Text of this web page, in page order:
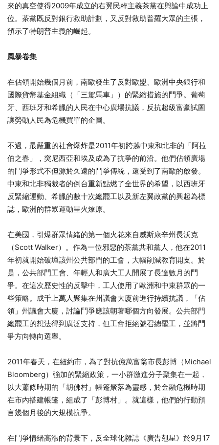
來的真空使得2009年成立的右翼民粹主義茶黨在輿論中成功上
位。茶黨既反對銀行救助計劃，又反對救助普羅大眾的主張，
預示了特朗普主義的崛起。
風暴卷集
在佔領開始幾個月前，南歐發生了反對歐盟、歐洲中央銀行和
國際貨幣基金組織（「三駕馬車」）的緊縮措施的鬥爭。葡萄
牙、西班牙和希臘的人民在中心廣場抗議，反抗超級富豪試圖
讓勞動人民為危機買單的企圖。
不過，最嚴重的社會爆炸是2011年初跨越中東和北非的「阿拉
伯之春」，突尼西亞和埃及成為了抗爭的前沿。他們佔領廣場
的鬥爭形式不但源於久遠的鬥爭傳統，還受到了南歐的啟發。
中東和北非獨裁者的倒台重新點燃了全世界的希望，以西班牙
反緊縮運動、希臘的數十次總罷工以及新左翼政黨的興起為標
誌，歐洲的群眾運動星火燎原。
在美國，引爆群眾情緒的第一個火花來自威斯康辛州長沃克
（Scott Walker）。作為一位邪惡的茶黨共和黨人，他在2011
年初就開始破壞該州公共部門的工會，大幅削減教育開支。於
是，公共部門工會、年輕人和廣大工人開展了長達數月的鬥
爭。在這次歷史性的反擊中，工人使用了歐洲和中東群眾的一
些策略。成千上萬人聚集在州議會大廈前進行持續抗議，「佔
領」州議會大廈，討論鬥爭應該朝著哪個方向發展。公共部門
總罷工的想法得到廣泛支持，但工會拒絕號召總罷工，並將鬥
爭方向轉向選舉。
2011年春天，在紐約市，為了對抗億萬富翁市長彭博（Michael
Bloomberg）強加的緊縮政策，一小群激進分子聚集在一起，
以大蕭條時期的「胡佛村」帳篷聚落為靈感，於金融危機時期
在市內搭建帳篷，組成了「彭博村」。就這樣，他們的行動預
言幾個月後的大規模抗爭。
在鬥爭情緒高漲的背景下，反全球化雜誌《廣告剋星》於9月17